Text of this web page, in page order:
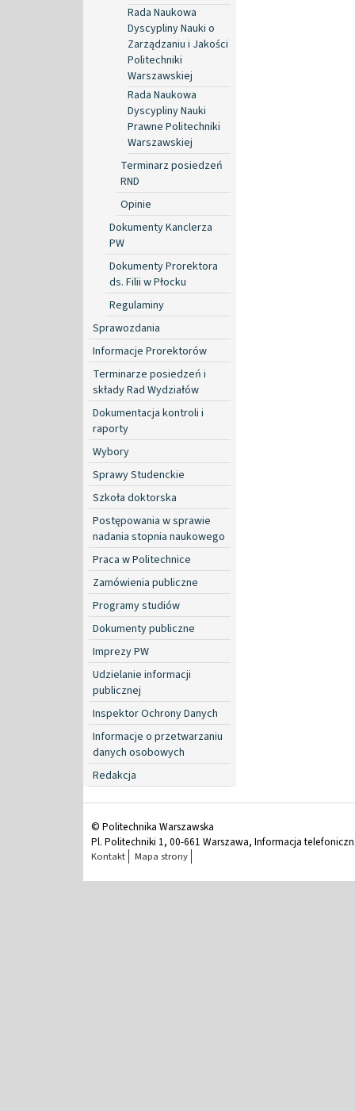
Rada Naukowa
Dyscypliny Nauki o
Zarządzaniu i Jakości
Politechniki
Warszawskiej
Rada Naukowa
Dyscypliny Nauki
Prawne Politechniki
Warszawskiej
Terminarz posiedzeń
RND
Opinie
Dokumenty Kanclerza
PW
Dokumenty Prorektora
ds. Filii w Płocku
Regulaminy
Sprawozdania
Informacje Prorektorów
Terminarze posiedzeń i
składy Rad Wydziałów
Dokumentacja kontroli i
raporty
Wybory
Sprawy Studenckie
Szkoła doktorska
Postępowania w sprawie
nadania stopnia naukowego
Praca w Politechnice
Zamówienia publiczne
Programy studiów
Dokumenty publiczne
Imprezy PW
Udzielanie informacji
publicznej
Inspektor Ochrony Danych
Informacje o przetwarzaniu
danych osobowych
Redakcja
© Politechnika Warszawska
Pl. Politechniki 1, 00-661 Warszawa, Informacja
Kontakt Mapa strony